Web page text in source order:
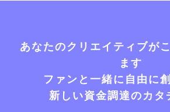
あなたのクリエイティブが
ます
ファンと一緒に自由に
新しい資金調達のカタ